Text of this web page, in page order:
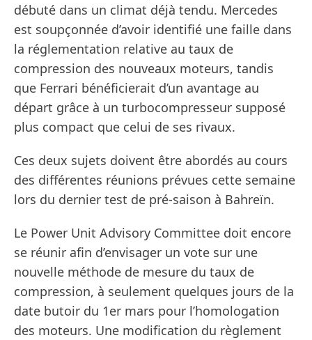
débuté dans un climat déjà tendu. Mercedes
est soupçonnée d’avoir identifié une faille dans
la réglementation relative au taux de
compression des nouveaux moteurs, tandis
que Ferrari bénéficierait d’un avantage au
départ grâce à un turbocompresseur supposé
plus compact que celui de ses rivaux.
Ces deux sujets doivent être abordés au cours
des différentes réunions prévues cette semaine
lors du dernier test de pré-saison à Bahreïn.
Le Power Unit Advisory Committee doit encore
se réunir afin d’envisager un vote sur une
nouvelle méthode de mesure du taux de
compression, à seulement quelques jours de la
date butoir du 1er mars pour l’homologation
des moteurs. Une modification du règlement